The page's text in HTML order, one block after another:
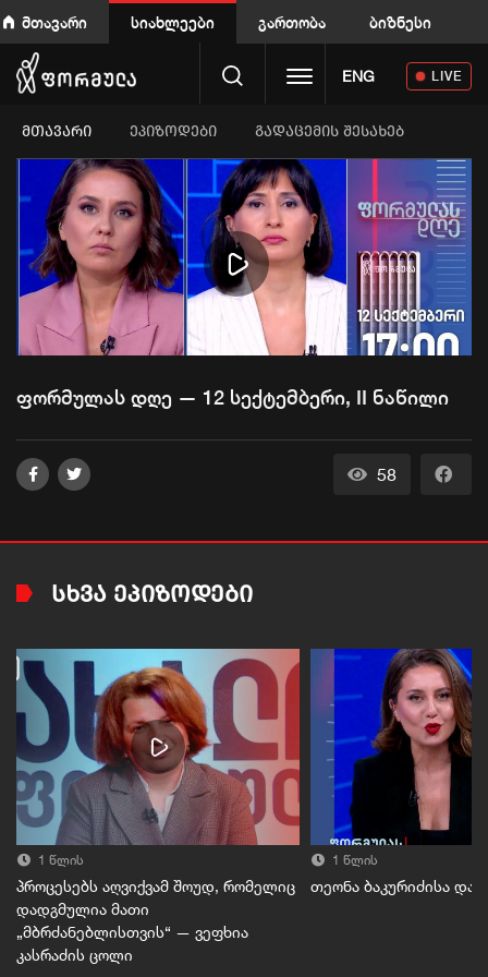
მთავარი სიახლეები გართობა ბიზნესი
Toggle navigation
ENG LIVE
ᲛᲗᲐᲕᲐᲠᲘ ეპიზოდები გადაცემის შესახებ
Play
Video
ფორმულას დღე — 12 სექტემბერი, II ნაწილი
58
ᲡᲮᲕᲐ ᲔᲞᲘᲖᲝᲓᲔᲑᲘ
1 წლის
პროცესებს აღვიქვამ შოუდ, რომელიც
დადგმულია მათი
„მბრძანებლისთვის“ — ვეფხია
კასრაძის ცოლი
1 წლის
თეონა ბაკურიძისა და